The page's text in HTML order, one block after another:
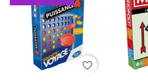
favorite_border